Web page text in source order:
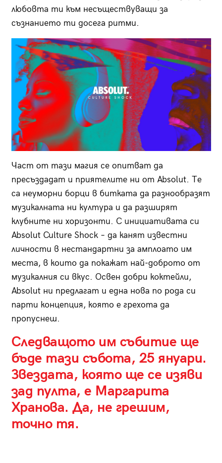
любовта ти към несъществуващи за
съзнанието ти досега ритми.
Част от тази магия се опитват да
пресъздадат и приятелите ни от Absolut. Те
са неуморни борци в битката да разнообразят
музикалната ни култура и да разширят
клубните ни хоризонти. С инициативата си
Absolut Culture Shock – да канят известни
личности в нестандартни за амплоато им
места, в които да покажат най-доброто от
музикалния си вкус. Освен добри коктейли,
Absolut ни предлагат и една нова по рода си
парти концепция, която е грехота да
пропуснеш.
Следващото им събитие ще
бъде тази събота, 25 януари.
Звездата, която ще се изяви
зад пулта, е Маргарита
Хранова. Да, не грешим,
точно тя.